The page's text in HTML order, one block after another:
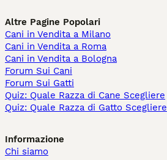
Altre Pagine Popolari
Cani in Vendita a Milano
Cani in Vendita a Roma
Cani in Vendita a Bologna
Forum Sui Cani
Forum Sui Gatti
Quiz: Quale Razza di Cane Scegliere
Quiz: Quale Razza di Gatto Scegliere
Informazione
Chi siamo